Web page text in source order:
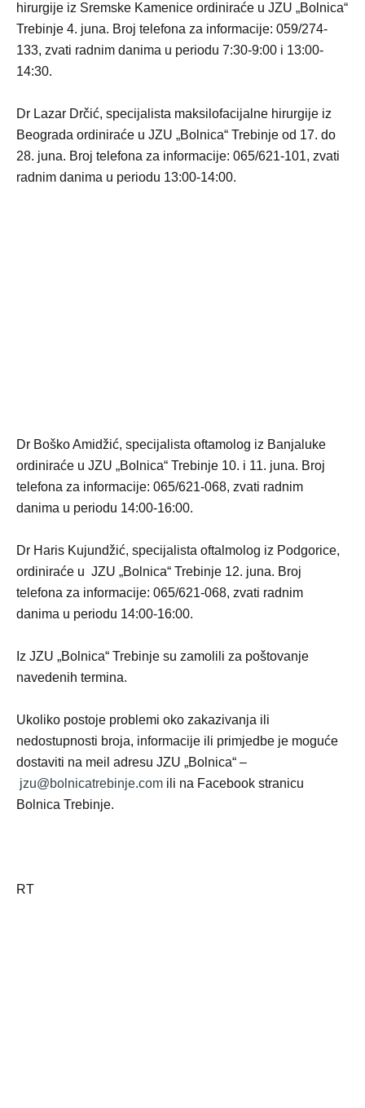
hirurgije iz Sremske Kamenice ordiniraće u JZU „Bolnica“
Trebinje 4. juna. Broj telefona za informacije: 059/274-
133, zvati radnim danima u periodu 7:30-9:00 i 13:00-
14:30.
Dr Lazar Drčić, specijalista maksilofacijalne hirurgije iz
Beograda ordiniraće u JZU „Bolnica“ Trebinje od 17. do
28. juna. Broj telefona za informacije: 065/621-101, zvati
radnim danima u periodu 13:00-14:00.
Dr Boško Amidžić, specijalista oftamolog iz Banjaluke
ordiniraće u JZU „Bolnica“ Trebinje 10. i 11. juna. Broj
telefona za informacije: 065/621-068, zvati radnim
danima u periodu 14:00-16:00.
Dr Haris Kujundžić, specijalista oftalmolog iz Podgorice,
ordiniraće u JZU „Bolnica“ Trebinje 12. juna. Broj
telefona za informacije: 065/621-068, zvati radnim
danima u periodu 14:00-16:00.
Iz JZU „Bolnica“ Trebinje su zamolili za poštovanje
navedenih termina.
Ukoliko postoje problemi oko zakazivanja ili
nedostupnosti broja, informacije ili primjedbe je moguće
dostaviti na meil adresu JZU „Bolnica“ –
jzu@bolnicatrebinje.com ili na Facebook stranicu
Bolnica Trebinje.
RT